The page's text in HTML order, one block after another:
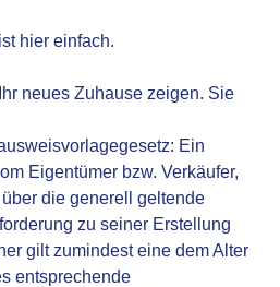
hier einfach.
neues Zuhause zeigen. Sie
Ein
Eigentümer bzw. Verkäufer,
die generell geltende
zu seiner Erstellung
gilt zumindest eine dem Alter
entsprechende